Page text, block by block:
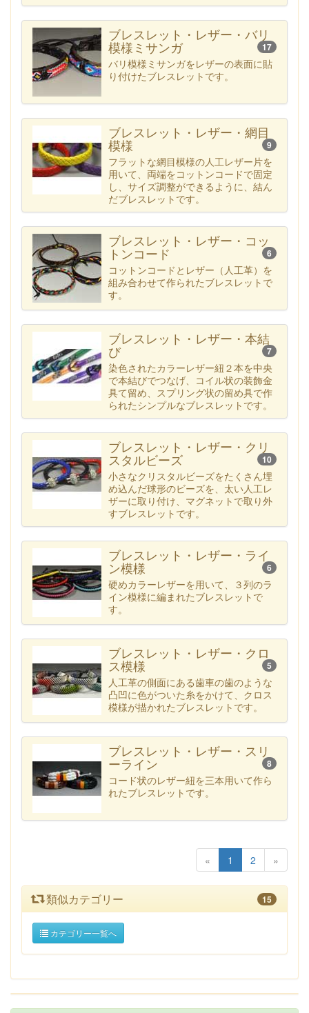
ブレスレット・レザー・バリ
模様ミサンガ 17
バリ模様ミサンガをレザーの表面に貼
り付けたブレスレットです。
ブレスレット・レザー・網目
模様 9
フラットな網目模様の人工レザー片を
用いて、両端をコットンコードで固定
し、サイズ調整ができるように、結ん
だブレスレットです。
ブレスレット・レザー・コッ
トンコード 6
コットンコードとレザー（人工革）を
組み合わせて作られたブレスレットで
す。
ブレスレット・レザー・本結
び 7
染色されたカラーレザー紐２本を中央
で本結びでつなげ、コイル状の装飾金
具て留め、スプリング状の留め具で作
られたシンプルなブレスレットです。
ブレスレット・レザー・クリ
スタルビーズ 10
小さなクリスタルビーズをたくさん埋
め込んだ球形のビーズを、太い人工レ
ザーに取り付け、マグネットで取り外
すブレスレットです。
ブレスレット・レザー・ライ
ン模様 6
硬めカラーレザーを用いて、３列のラ
イン模様に編まれたブレスレットで
す。
ブレスレット・レザー・クロ
ス模様 5
人工革の側面にある歯車の歯のような
凸凹に色がついた糸をかけて、クロス
模様が描かれたブレスレットです。
ブレスレット・レザー・スリ
ーライン 8
コード状のレザー紐を三本用いて作ら
れたブレスレットです。
« 1 2 »
類似カテゴリー 15
カテゴリー一覧へ